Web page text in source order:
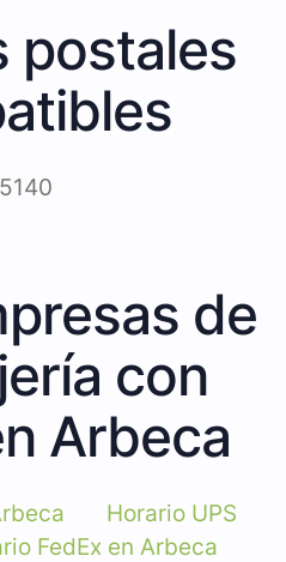
postales
de
con
Arbeca
Horario UPS
FedEx en Arbeca